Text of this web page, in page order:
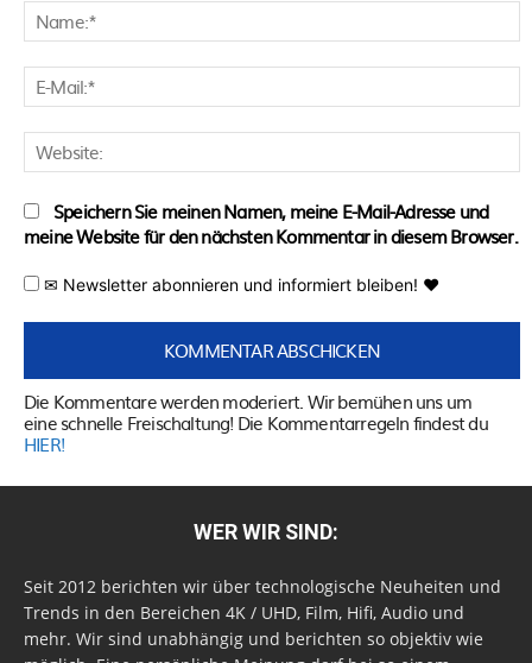
Speichern Sie meinen Namen, meine E-Mail-Adresse und
meine Website für den nächsten Kommentar in diesem Browser.
✉ Newsletter abonnieren und informiert bleiben! ♥
Die Kommentare werden moderiert. Wir bemühen uns um
eine schnelle Freischaltung! Die Kommentarregeln findest du
HIER!
WER WIR SIND:
Seit 2012 berichten wir über technologische Neuheiten und
Trends in den Bereichen 4K / UHD, Film, Hifi, Audio und
mehr. Wir sind unabhängig und berichten so objektiv wie